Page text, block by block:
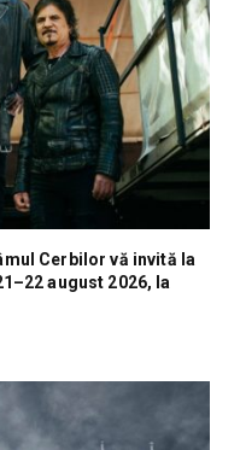
Cerbilor vă invită la
august 2026, la